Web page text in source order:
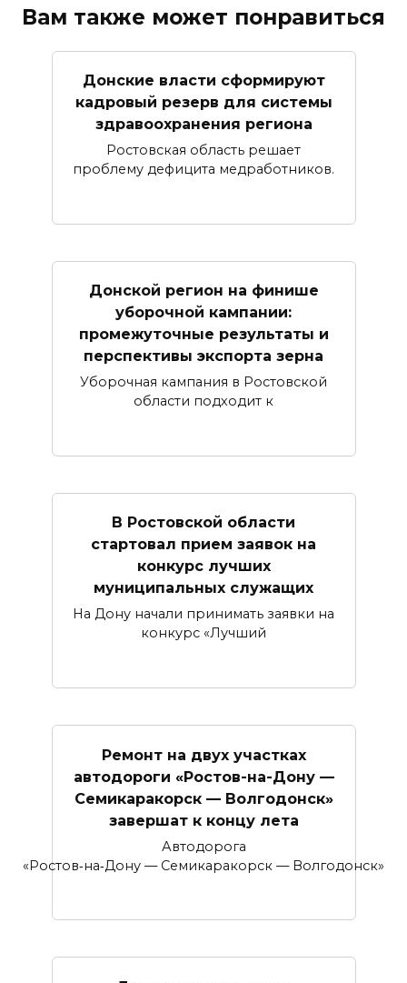
Вам также может понравиться
Донские власти сформируют
кадровый резерв для системы
здравоохранения региона
Ростовская область решает
проблему дефицита медработников.
Донской регион на финише
уборочной кампании:
промежуточные результаты и
перспективы экспорта зерна
Уборочная кампания в Ростовской
области подходит к
В Ростовской области
стартовал прием заявок на
конкурс лучших
муниципальных служащих
На Дону начали принимать заявки на
конкурс «Лучший
Ремонт на двух участках
автодороги «Ростов-на-Дону —
Семикаракорск — Волгодонск»
завершат к концу лета
Автодорога
«Ростов‑на‑Дону — Семикаракорск — Волгодонск»